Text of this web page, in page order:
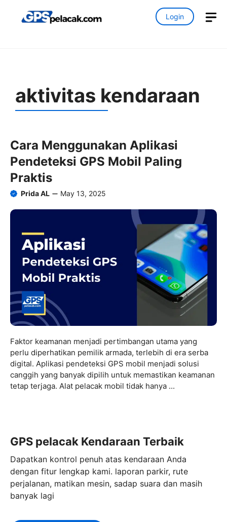
Login
aktivitas kendaraan
Cara Menggunakan Aplikasi
Pendeteksi GPS Mobil Paling
Praktis
Prida AL May 13, 2025
Faktor keamanan menjadi pertimbangan utama yang
perlu diperhatikan pemilik armada, terlebih di era serba
digital. Aplikasi pendeteksi GPS mobil menjadi solusi
canggih yang banyak dipilih untuk memastikan keamanan
tetap terjaga. Alat pelacak mobil tidak hanya ...
GPS pelacak Kendaraan Terbaik
Dapatkan kontrol penuh atas kendaraan Anda
dengan fitur lengkap kami. laporan parkir, rute
perjalanan, matikan mesin, sadap suara dan masih
banyak lagi